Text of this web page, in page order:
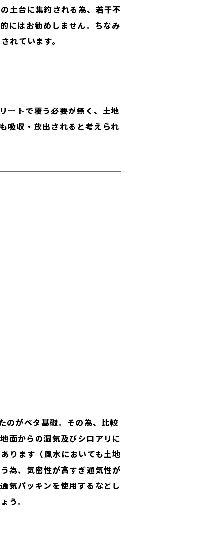
土台に集約される為、若干不
にはお勧めしません。ちなみ
れています。
ートで覆う必要が無く、土地
吸収・放出されると考えられ
のがベタ基礎。その為、比較
面からの湿気及びシロアリに
ります（風水においても土地
為、気密性が高すぎ通気性が
気パッキンを使用するなどし
う。